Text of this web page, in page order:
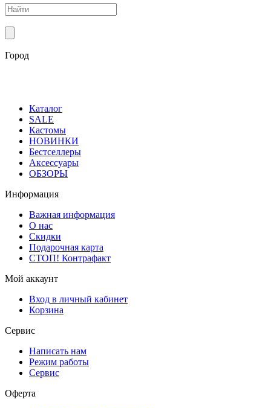
Город
Каталог
SALE
Кастомы
НОВИНКИ
Бестселлеры
Аксессуары
ОБЗОРЫ
Информация
Важная информация
О нас
Скидки
Подарочная карта
СТОП! Контрафакт
Мой аккаунт
Вход в личный кабинет
Корзина
Сервис
Написать нам
Режим работы
Сервис
Оферта